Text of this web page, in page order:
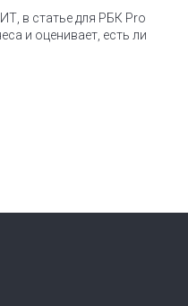
в статье для РБК Pro
и оценивает, есть ли